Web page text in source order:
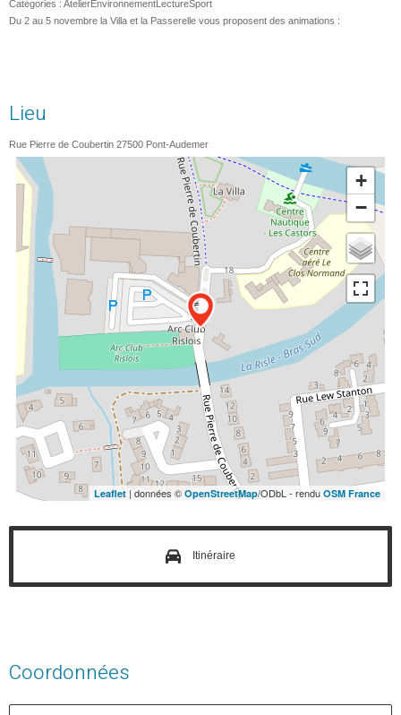
Catégories : AtelierEnvironnementLectureSport
Du 2 au 5 novembre la Villa et la Passerelle vous proposent des animations :
Lieu
Rue Pierre de Coubertin 27500 Pont-Audemer
+
−
Leaflet | données © OpenStreetMap/ODbL - rendu OSM France
Itinéraire
Coordonnées